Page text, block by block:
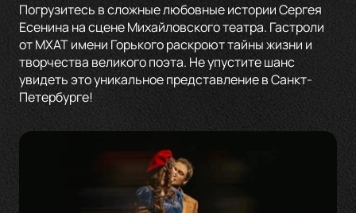
Погрузитесь в сложные любовные истории Сергея
Есенина на сцене Михайловского театра. Гастроли
от МХАТ имени Горького раскроют тайны жизни и
творчества великого поэта. Не упустите шанс
увидеть это уникальное представление в Санкт-
Петербурге!